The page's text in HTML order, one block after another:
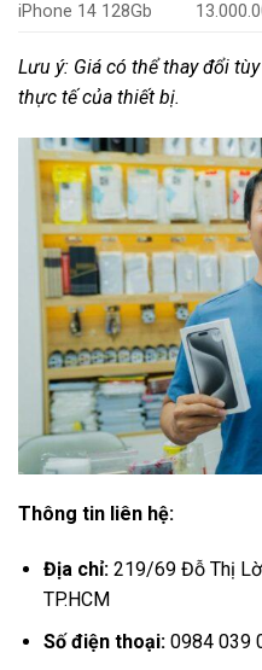
iPhone 14 128Gb
Lưu ý: Giá có thể thay đổi
thực tế của thiết bị.
Thông tin liên hệ:
Địa chỉ:219/69 Đỗ Thị
TP.HCM
Số điện thoại:0984 039